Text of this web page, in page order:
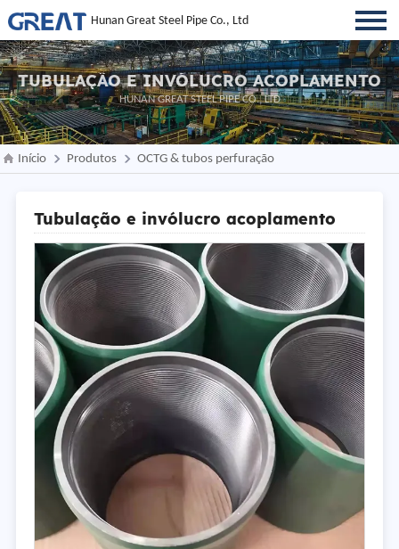
Hunan Great Steel Pipe Co., Ltd
TUBULAÇÃO E INVÓLUCRO ACOPLAMENTO
HUNAN GREAT STEEL PIPE CO., LTD
Início Produtos OCTG & tubos perfuração
Tubulação e invólucro acoplamento